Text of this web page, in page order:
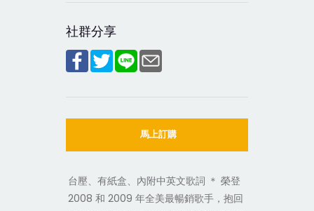
社群分享
馬上訂購
台壓、有紙盒、內附中英文歌詞 ＊ 榮登
2008 和 2009 年全美最暢銷歌手，抱回